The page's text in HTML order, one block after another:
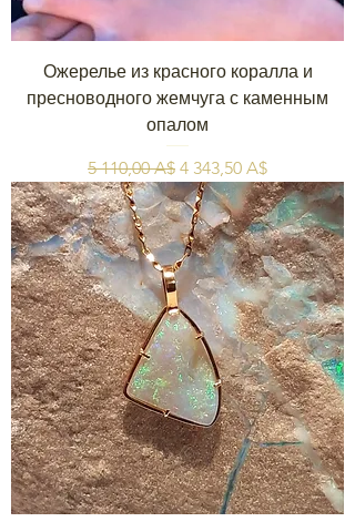
Ожерелье из красного коралла и
пресноводного жемчуга с каменным
опалом
Обычная цена
5 110,00 A$ Цена со скидкой
4 343,50 A$